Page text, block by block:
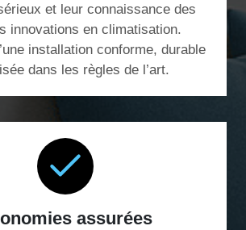
et leur connaissance des
innovations en climatisation.
installation conforme, durable
dans les règles de l’art.
assurées